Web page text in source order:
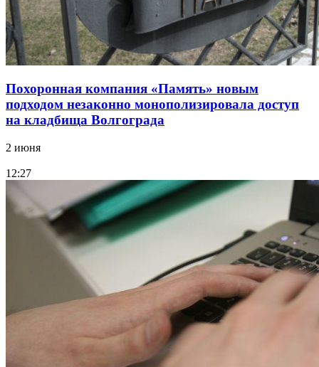
Похоронная компания «Память» новым
подходом незаконно монополизировала доступ
на кладбища Волгограда
2 июня
12:27